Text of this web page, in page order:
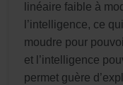
linéaire faible à
l’intelligence, ce
moudre pour
et l’intelligence
permet guère